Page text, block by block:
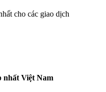
cho các giao dịch
nhất Việt Nam